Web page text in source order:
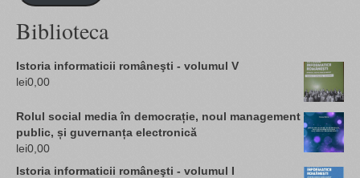
Biblioteca
Istoria informaticii româneşti - volumul V
lei0,00
Rolul social media în democrație, noul management
public, și guvernanța electronică
lei0,00
Istoria informaticii româneşti - volumul I